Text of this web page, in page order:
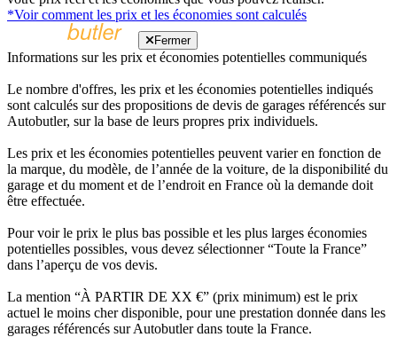
*Voir comment les prix et les économies sont calculés
Fermer
Informations sur les prix et économies potentielles communiqués
Le nombre d'offres, les prix et les économies potentielles indiqués
sont calculés sur des propositions de devis de garages référencés sur
Autobutler, sur la base de leurs propres prix individuels.
Les prix et les économies potentielles peuvent varier en fonction de
la marque, du modèle, de l’année de la voiture, de la disponibilité du
garage et du moment et de l’endroit en France où la demande doit
être effectuée.
Pour voir le prix le plus bas possible et les plus larges économies
potentielles possibles, vous devez sélectionner “Toute la France”
dans l’aperçu de vos devis.
La mention “À PARTIR DE XX €” (prix minimum) est le prix
actuel le moins cher disponible, pour une prestation donnée dans les
garages référencés sur Autobutler dans toute la France.